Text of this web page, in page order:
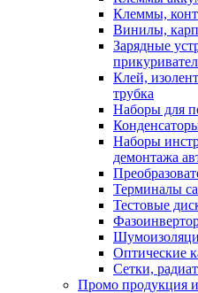
Клеммы,
Винилы,
Зарядные
Клей,
трубка
Наборы для
Наборы
демонтажа
Терминалы
Тестовые
Оптические
Сетки,
Промо продукция и